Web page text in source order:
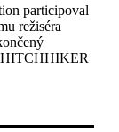
participoval
režiséra
HITCHHIKER